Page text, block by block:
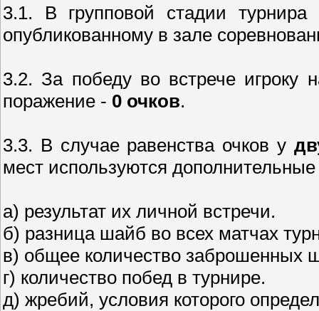
3.1. В групповой стадии
опубликованному в зале
3.2. За победу во встрече игроку
поражение - 0 очков.
3.3. В случае равенства очков у
мест используются
а) результат их личной встречи.
б) разница шайб во всех матчах
в) общее количество заброшенных
г) количество побед в турнире.
д) жребий, условия которого